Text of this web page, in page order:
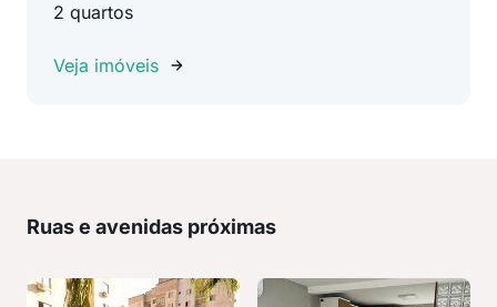
2 quartos
Veja imóveis
Ruas e avenidas próximas